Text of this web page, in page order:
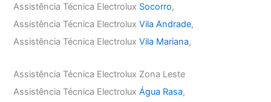
Assistência Técnica Electrolux Socorro,
Assistência Técnica ElectroluxVila Andrade,
Assistência Técnica ElectroluxVila Mariana,
Assistência Técnica Electrolux Zona Leste
Assistência Técnica ElectroluxÁgua Rasa,